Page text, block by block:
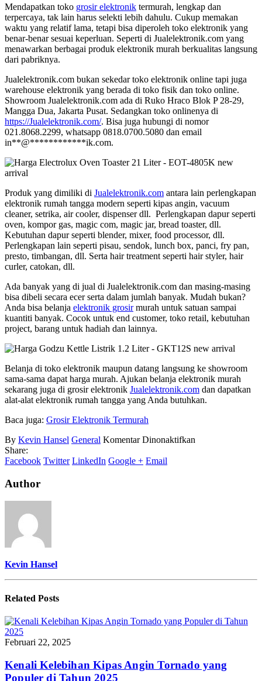
Mendapatkan toko grosir elektronik termurah, lengkap dan
terpercaya, tak lain harus selekti lebih dahulu. Cukup memakan
waktu yang relatif lama, tetapi bisa diperoleh toko elektronik yang
benar-benar sesuai keperluan. Seperti di Jualelektronik.com yang
menawarkan berbagai produk elektronik murah berkualitas langsung
dari pabriknya.
Jualelektronik.com bukan sekedar toko elektronik online tapi juga
warehouse elektronik yang berada di toko fisik dan toko online.
Showroom Jualelektronik.com ada di Ruko Hraco Blok P 28-29,
Mangga Dua, Jakarta Pusat. Sedangkan toko onlinenya di
https://Jualelektronik.com/. Bisa juga hubungi di nomor
021.8068.2299, whatsapp 0818.0700.5080 dan email
in**@************ik.com.
Produk yang dimiliki di Jualelektronik.com antara lain perlengkapan
elektronik rumah tangga modern seperti kipas angin, vacuum
cleaner, setrika, air cooler, dispenser dll. Perlengkapan dapur seperti
oven, kompor gas, magic com, magic jar, bread toaster, dll.
Kebutuhan dapur seperti blender, mixer, food processor, dll.
Perlengkapan lain seperti pisau, sendok, lunch box, panci, fry pan,
presto, timbangan, dll. Serta hair treatment seperti hair styler, hair
curler, catokan, dll.
Ada banyak yang di jual di Jualelektronik.com dan masing-masing
bisa dibeli secara ecer serta dalam jumlah banyak. Mudah bukan?
Anda bisa belanja elektronik grosirmurah untuk satuan sampai
kuantiti banyak. Cocok untuk end customer, toko retail, kebutuhan
project, barang untuk hadiah dan lainnya.
Belanja di toko elektronik maupun datang langsung ke showroom
sama-sama dapat harga murah. Ajukan belanja elektronik murah
sekarang juga di grosir elektronik Jualelektronik.com dan dapatkan
alat-alat elektronik rumah tangga yang Anda butuhkan.
Baca juga: Grosir Elektronik Termurah
By Kevin Hansel General Komentar Dinonaktifkan
Share:
Facebook Twitter LinkedIn Google + Email
Author
Kevin Hansel
RelatedPosts
Februari 22, 2025
Kenali Kelebihan Kipas Angin Tornado yang
Populer di Tahun 2025